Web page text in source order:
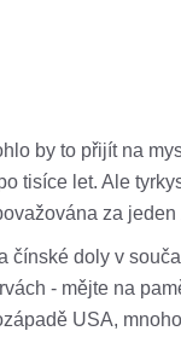
by to přijít na
tisíce let. Ale
za
čínské doly v
- mějte na
USA,